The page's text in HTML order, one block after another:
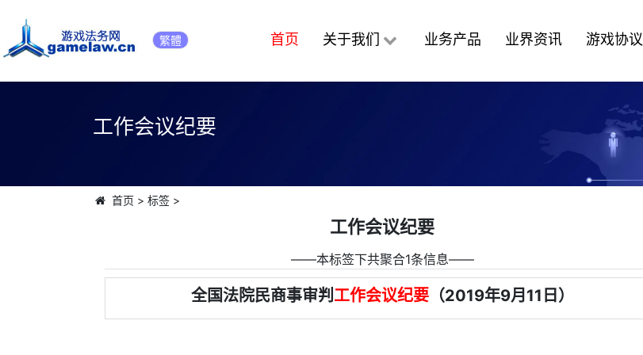
繁體 首页 关于我们 业务产品 业界资讯 游戏协议
工作会议纪要
首页 > 标签>
工作会议纪要
――本标签下共聚合1条信息――
全国法院民商事审判工作会议纪要（2019年9月11日）